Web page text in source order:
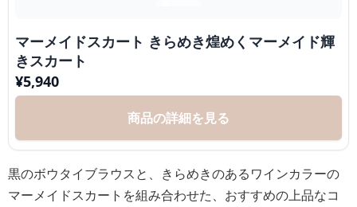
マーメイドスカート きらめき煌めくマーメイド輝
きスカート
¥5,940
商品の詳細を見る
黒のボウタイブラウスと、きらめきのあるワインカラーの
マーメイドスカートを組み合わせた、おすすめの上品なコ